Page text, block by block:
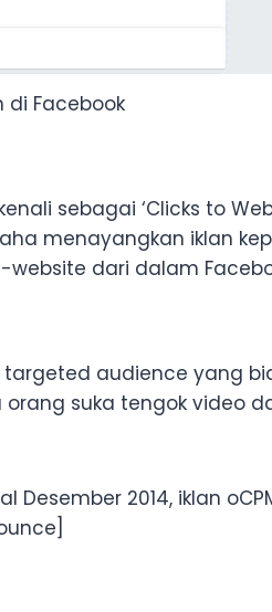
di Facebook
sebagai ‘Clicks to
menayangkan iklan
dari dalam
targeted audience yang
suka tengok video
Desember 2014, iklan